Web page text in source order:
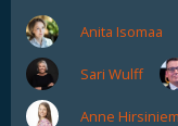
Anita Isomaa
Sari Wulff
Anne